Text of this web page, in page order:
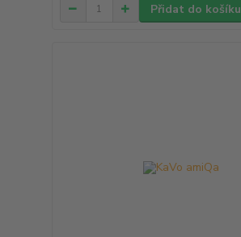
Přidat do košíku